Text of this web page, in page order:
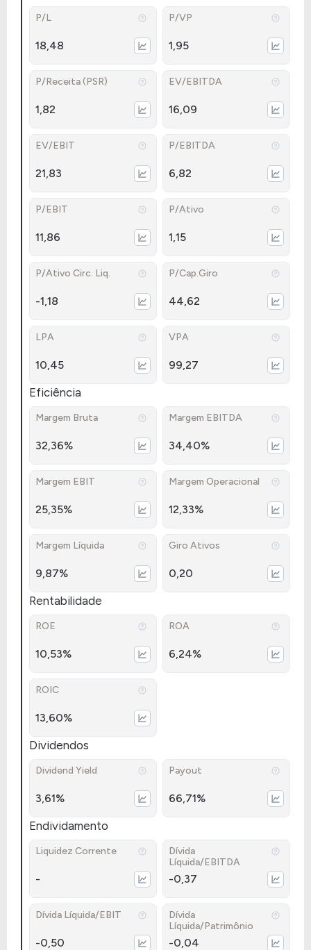
P/L
18,48
P/VP
1,95
P/Receita (PSR)
1,82
EV/EBITDA
16,09
EV/EBIT
21,83
P/EBITDA
6,82
P/EBIT
11,86
P/Ativo
1,15
P/Ativo Circ. Liq.
-1,18
P/Cap.Giro
44,62
LPA
10,45
VPA
99,27
Eficiência
Margem Bruta
32,36%
Margem EBITDA
34,40%
Margem EBIT
25,35%
Margem Operacional
12,33%
Margem Líquida
9,87%
Giro Ativos
0,20
Rentabilidade
ROE
10,53%
ROA
6,24%
ROIC
13,60%
Dividendos
Dividend Yield
3,61%
Payout
66,71%
Endividamento
Liquidez Corrente
-
Dívida
Líquida/EBITDA
-0,37
Dívida Líquida/EBIT
-0,50
Dívida
Líquida/Patrimônio
-0,04